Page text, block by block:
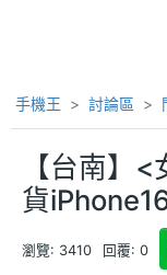
手機王 討論區
【台南】
貨
瀏覽: 3410 回覆: 0